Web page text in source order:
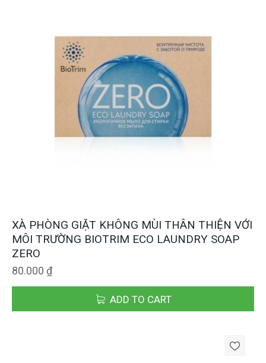
XÀ PHÒNG GIẶT KHÔNG MÙI THÂN THIỆN VỚI
MÔI TRƯỜNG BIOTRIM ECO LAUNDRY SOAP
ZERO
80.000 ₫
ADD TO CART